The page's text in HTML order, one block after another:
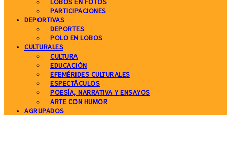
PARTICIPACIONES
DEPORTIVAS
DEPORTES
POLO EN LOBOS
CULTURALES
CULTURA
EDUCACIÓN
EFEMÉRIDES CULTURALES
ESPECTÁCULOS
POESÍA, NARRATIVA Y ENSAYOS
ARTE CON HUMOR
AGRUPADOS